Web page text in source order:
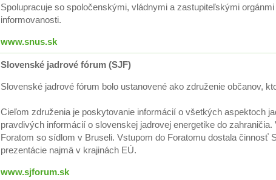
Spolupracuje so spoločenskými, vládnymi a zastupiteľskými
informovanosti.
www.snus.sk
Slovenské jadrové fórum (SJF)
Slovenské jadrové fórum bolo ustanovené ako združenie občanov,
Cieľom združenia je poskytovanie informácií o všetkých aspektoch
pravdivých informácií o slovenskej jadrovej energetike do
Foratom so sídlom v Bruseli. Vstupom do Foratomu dostala činnosť
prezentácie najmä v krajinách EÚ.
www.sjforum.sk